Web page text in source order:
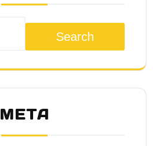
Search
META